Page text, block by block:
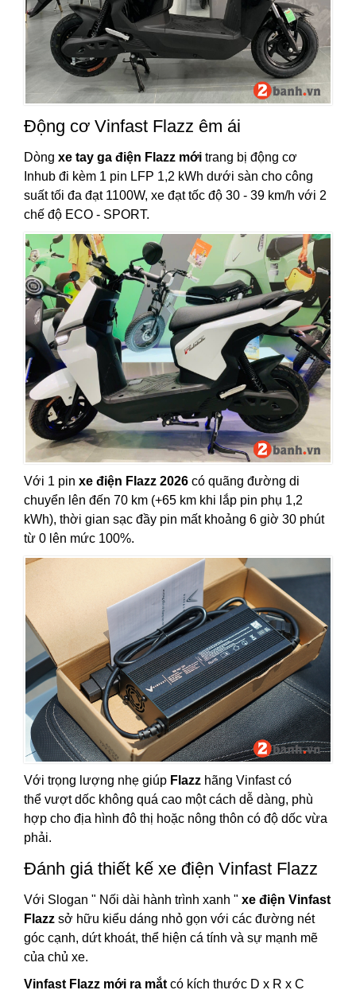
Động cơ Vinfast Flazz êm ái
Dòng xe tay ga điện Flazz mới trang bị động cơ
Inhub đi kèm 1 pin LFP 1,2 kWh dưới sàn cho công
suất tối đa đạt 1100W, xe đạt tốc độ 30 - 39 km/h với 2
chế độ ECO - SPORT.
Với 1 pin xe điện Flazz 2026 có quãng đường di
chuyển lên đến 70 km (+65 km khi lắp pin phụ 1,2
kWh), thời gian sạc đầy pin mất khoảng 6 giờ 30 phút
từ 0 lên mức 100%.
Với trọng lượng nhẹ giúp Flazz hãng Vinfast có
thể vượt dốc không quá cao một cách dễ dàng, phù
hợp cho địa hình đô thị hoặc nông thôn có độ dốc vừa
phải.
Đánh giá thiết kế xe điện Vinfast Flazz
Với Slogan " Nối dài hành trình xanh " xe điện Vinfast
Flazz sở hữu kiểu dáng nhỏ gọn với các đường nét
góc cạnh, dứt khoát, thể hiện cá tính và sự mạnh mẽ
của chủ xe.
Vinfast Flazz mới ra mắt có kích thước D x R x C